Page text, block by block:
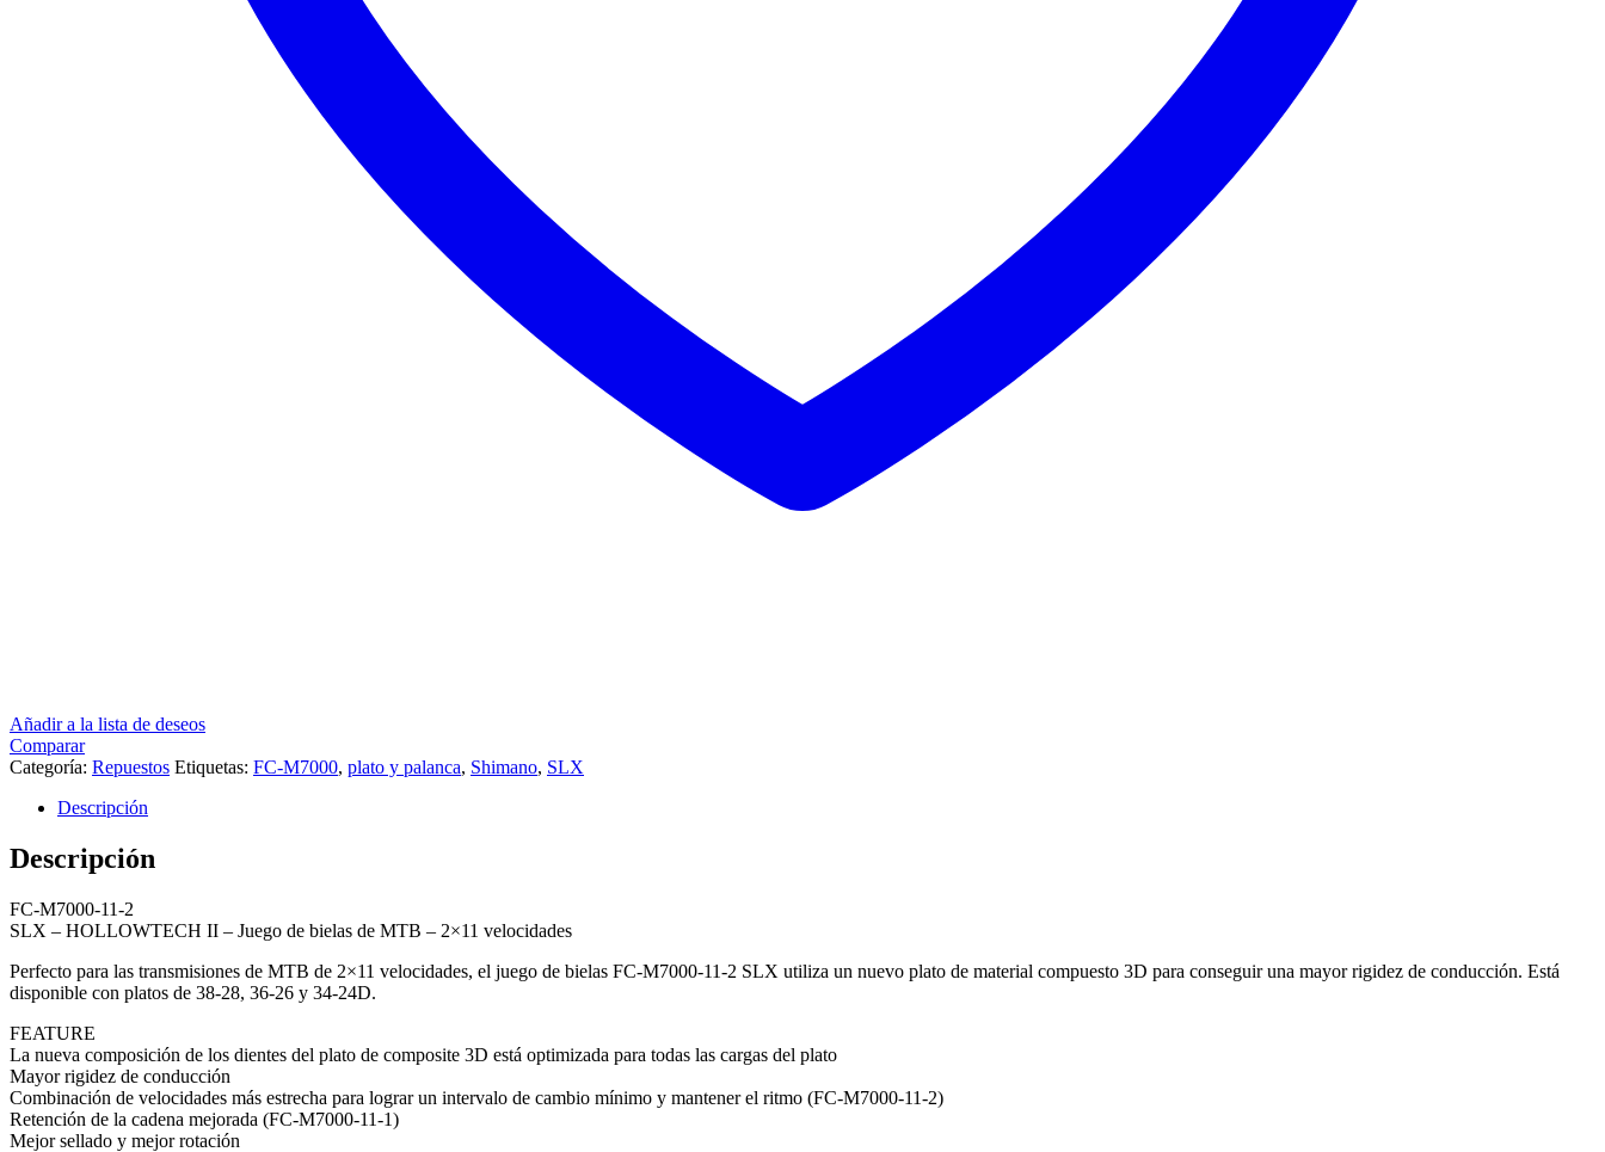
Añadir a la lista de deseos
Comparar
Categoría: Repuestos Etiquetas: FC-M7000, plato y palanca, Shimano, SLX
Descripción
Descripción
FC-M7000-11-2
SLX – HOLLOWTECH II – Juego de bielas de MTB – 2×11 velocidades
Perfecto para las transmisiones de MTB de 2×11 velocidades, el juego de bielas FC-M7000-11-2 SLX utiliza un nuevo plato de material compuesto 3D para conseguir una mayor rigidez de conducción. Está
disponible con platos de 38-28, 36-26 y 34-24D.
FEATURE
La nueva composición de los dientes del plato de composite 3D está optimizada para todas las cargas del plato
Mayor rigidez de conducción
Combinación de velocidades más estrecha para lograr un intervalo de cambio mínimo y mantener el ritmo (FC-M7000-11-2)
Retención de la cadena mejorada (FC-M7000-11-1)
Mejor sellado y mejor rotación